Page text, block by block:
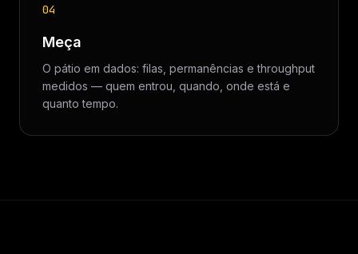
04
Meça
O pátio em dados: filas, permanências e throughput
medidos — quem entrou, quando, onde está e
quanto tempo.